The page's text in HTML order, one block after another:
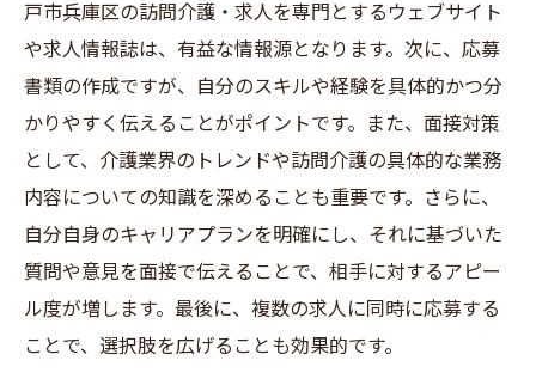
地域密着型の働き方
地元でのネットワークの広がり
神戸市兵庫区独自の福利厚生制度
柔軟な勤務体系の魅力
訪問介護のやりがいと魅力
キャリアアップのチャンス
訪問介護の仕事神戸市兵庫区での求人情報まと
め
最新の訪問介護求人情報
戸市兵庫区の訪問介護・求人を専門とするウェブサイト
や求人情報誌は、有益な情報源となります。次に、応募
書類の作成ですが、自分のスキルや経験を具体的かつ分
かりやすく伝えることがポイントです。また、面接対策
として、介護業界のトレンドや訪問介護の具体的な業務
内容についての知識を深めることも重要です。さらに、
自分自身のキャリアプランを明確にし、それに基づいた
質問や意見を面接で伝えることで、相手に対するアピー
ル度が増します。最後に、複数の求人に同時に応募する
ことで、選択肢を広げることも効果的です。